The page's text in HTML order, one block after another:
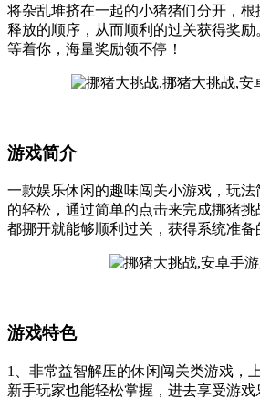
将杂乱堆挤在一起的小猪猪们分开，
释放的顺序，从而顺利的过关获得奖
等着你，海量奖励领不停！
游戏简介
一款娱乐休闲的趣味闯关小游戏，玩
的轻松，通过简单的点击来完成挪猪
都挪开就能够顺利过关，获得系统准备
游戏特色
1、非常益智解压的休闲闯关类游戏，
新手玩家也能轻松掌握，进去享受游戏